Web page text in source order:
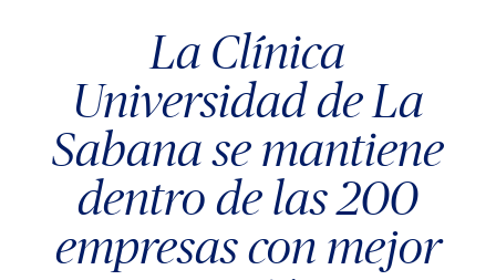
La Clínica
Universidad de La
Sabana se mantiene
dentro de las 200
empresas con mejor